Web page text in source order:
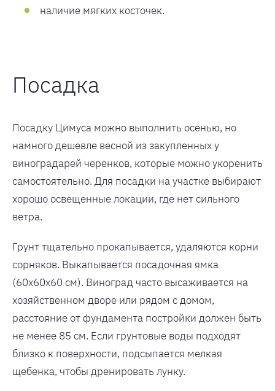
наличие мягких косточек.
Посадка
Посадку Цимуса можно выполнить осенью, но
намного дешевле весной из закупленных у
виноградарей черенков, которые можно укоренить
самостоятельно. Для посадки на участке выбирают
хорошо освещенные локации, где нет сильного
ветра.
Грунт тщательно прокапывается, удаляются корни
сорняков. Выкапывается посадочная ямка
(60х60х60 см). Виноград часто высаживается на
хозяйственном дворе или рядом с домом,
расстояние от фундамента постройки должен быть
не менее 85 см. Если грунтовые воды подходят
близко к поверхности, подсыпается мелкая
щебенка, чтобы дренировать лунку.